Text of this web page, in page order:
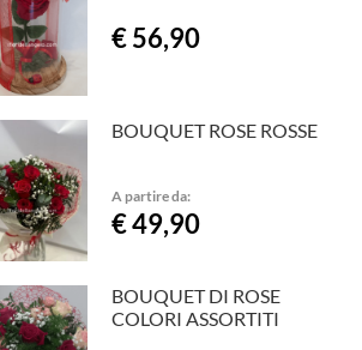
€ 56,90
BOUQUET ROSE ROSSE
A partire da:
€ 49,90
BOUQUET DI ROSE
COLORI ASSORTITI